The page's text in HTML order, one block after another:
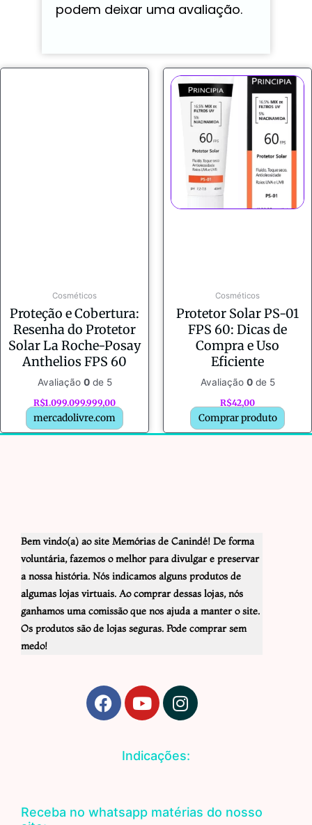
Cosméticos
Proteção e Cobertura:
Resenha do Protetor
Solar La Roche-Posay
Anthelios FPS 60
Avaliação 0de 5
R$1.099.099.999,00
mercadolivre.com
Cosméticos
Protetor Solar PS-01
FPS 60: Dicas de
Compra e Uso
Eficiente
Avaliação 0de 5
R$42,00
Comprar produto
podem deixar uma avaliação.
Bem vindo(a) ao site Memórias de Canindé! De forma
voluntária, fazemos o melhor para divulgar e preservar
a nossa história. Nós indicamos alguns produtos de
algumas lojas virtuais. Ao comprar dessas lojas, nós
ganhamos uma comissão que nos ajuda a manter o site.
Os produtos são de lojas seguras. Pode comprar sem
medo!
F
a
k
Y
o
t
u
I
n
a
a
Indicações:
Receba no whatsapp matérias do nosso